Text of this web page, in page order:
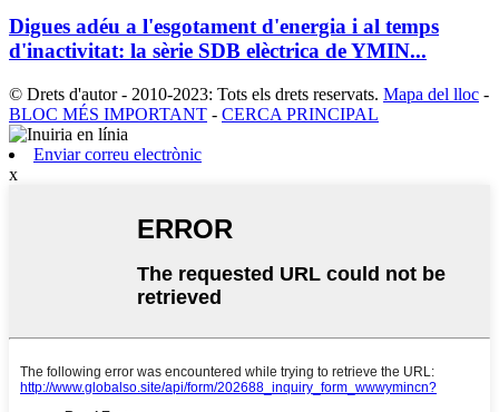
Digues adéu a l'esgotament d'energia i al temps
d'inactivitat: la sèrie SDB elèctrica de YMIN...
© Drets d'autor - 2010-2023: Tots els drets reservats. Mapa del lloc -
BLOC MÉS IMPORTANT - CERCA PRINCIPAL
Enviar correu electrònic
x